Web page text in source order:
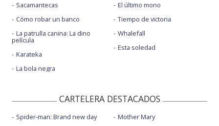
Sacamantecas
Cómo robar un banco
La patrulla canina: La dino
película
Karateka
La bola negra
El último mono
Tiempo de victoria
Whalefall
Esta soledad
CARTELERA DESTACADOS
Spider-man: Brand new day
Mother Mary